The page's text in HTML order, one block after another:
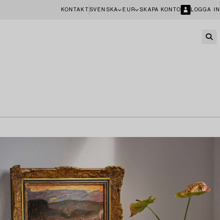
KONTAKT SVENSKA EUR SKAPA KONTO LOGGA IN